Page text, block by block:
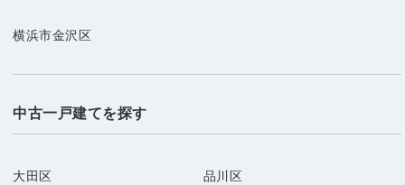
横浜市金沢区
中古一戸建てを探す
大田区 品川区